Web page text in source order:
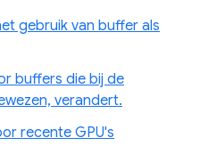
gebruik van buffer als
buffers die bij de
verandert.
recente GPU's